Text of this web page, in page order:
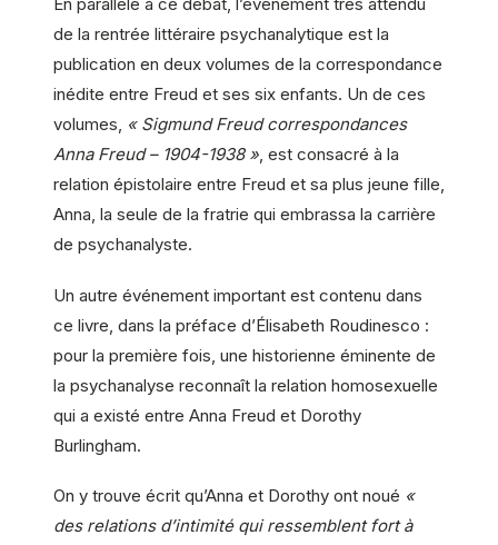
de la rentrée littéraire psychanalytique est la
publication en deux volumes de la correspondance
inédite entre Freud et ses six enfants. Un de ces
volumes, « Sigmund Freud correspondances
Anna Freud – 1904-1938 », est consacré à la
relation épistolaire entre Freud et sa plus jeune fille,
Anna, la seule de la fratrie qui embrassa la carrière
de psychanalyste.
Un autre événement important est contenu dans
ce livre, dans la préface d’Élisabeth Roudinesco :
pour la première fois, une historienne éminente de
la psychanalyse reconnaît la relation homosexuelle
qui a existé entre Anna Freud et Dorothy
Burlingham.
On y trouve écrit qu’Anna et Dorothy ont noué «
des relations d’intimité qui ressemblent fort à